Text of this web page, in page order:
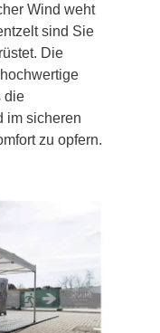
Wind weht
sind Sie
Die
die
im sicheren
zu opfern.